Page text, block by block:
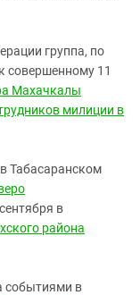
группа, по
совершенному 11
Махачкалы
милиции в
Табасаранском
в
района
событиями в